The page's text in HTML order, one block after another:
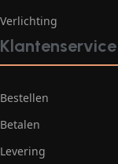
Verlichting
Klantenservice
Bestellen
Betalen
Levering